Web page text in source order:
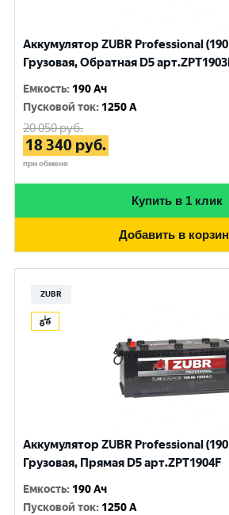
Аккумулятор ZUBR Professional (190
Грузовая, Обратная D5
Емкость: 190 Ач
Пусковой ток: 1250 A
20 050руб.
18 340 руб.
при обмене
Купить в 1 клик
Добавить в
ZUBR
Аккумулятор ZUBR Professional (190
Грузовая, Прямая D5 арт.ZPT1904F
Емкость: 190 Ач
Пусковой ток: 1250 A